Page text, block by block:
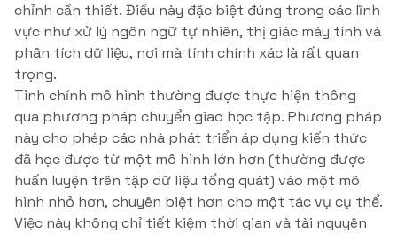
chỉnh cần thiết. Điều này đặc biệt đúng trong các lĩnh
vực như xử lý ngôn ngữ tự nhiên, thị giác máy tính và
phân tích dữ liệu, nơi mà tính chính xác là rất quan
trọng.
Tinh chỉnh mô hình thường được thực hiện thông
qua phương pháp chuyển giao học tập. Phương pháp
này cho phép các nhà phát triển áp dụng kiến thức
đã học được từ một mô hình lớn hơn (thường được
huấn luyện trên tập dữ liệu tổng quát) vào một mô
hình nhỏ hơn, chuyên biệt hơn cho một tác vụ cụ thể.
Việc này không chỉ tiết kiệm thời gian và tài nguyên